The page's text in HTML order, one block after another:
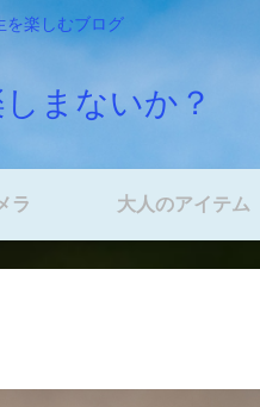
を楽しむブログ
まないか？
ラ 大人のアイテム